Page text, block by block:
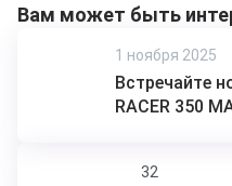
Вам может быть
1 ноября 2025
Встречайте
RACER 350
32